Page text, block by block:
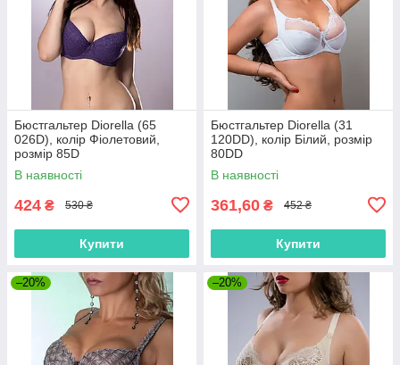
Бюстгальтер Diorella (65
026D), колір Фіолетовий,
розмір 85D
В наявності
424 ₴ 530 ₴
Купити
Бюстгальтер Diorella (31
120DD), колір Білий, розмір
80DD
В наявності
361,60 ₴ 452 ₴
Купити
–20% –20%